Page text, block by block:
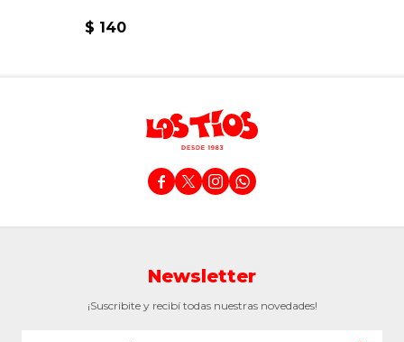
$ 140
   
Newsletter
¡Suscribite y recibí todas nuestras novedades!